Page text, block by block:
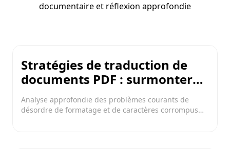
documentaire et réflexion approfondie
Stratégies de traduction de
documents PDF : surmonter
les défis du formatage pour
une restitution précise de la
Analyse approfondie des problèmes courants de
désordre de formatage et de caractères corrompus